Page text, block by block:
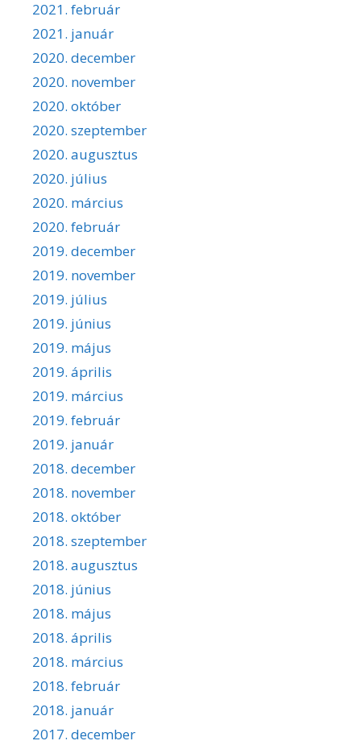
2021. február
2021. január
2020. december
2020. november
2020. október
2020. szeptember
2020. augusztus
2020. július
2020. március
2020. február
2019. december
2019. november
2019. július
2019. június
2019. május
2019. április
2019. március
2019. február
2019. január
2018. december
2018. november
2018. október
2018. szeptember
2018. augusztus
2018. június
2018. május
2018. április
2018. március
2018. február
2018. január
2017. december